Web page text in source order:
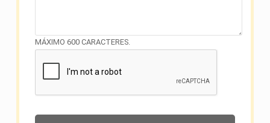
MÁXIMO 600 CARACTERES.